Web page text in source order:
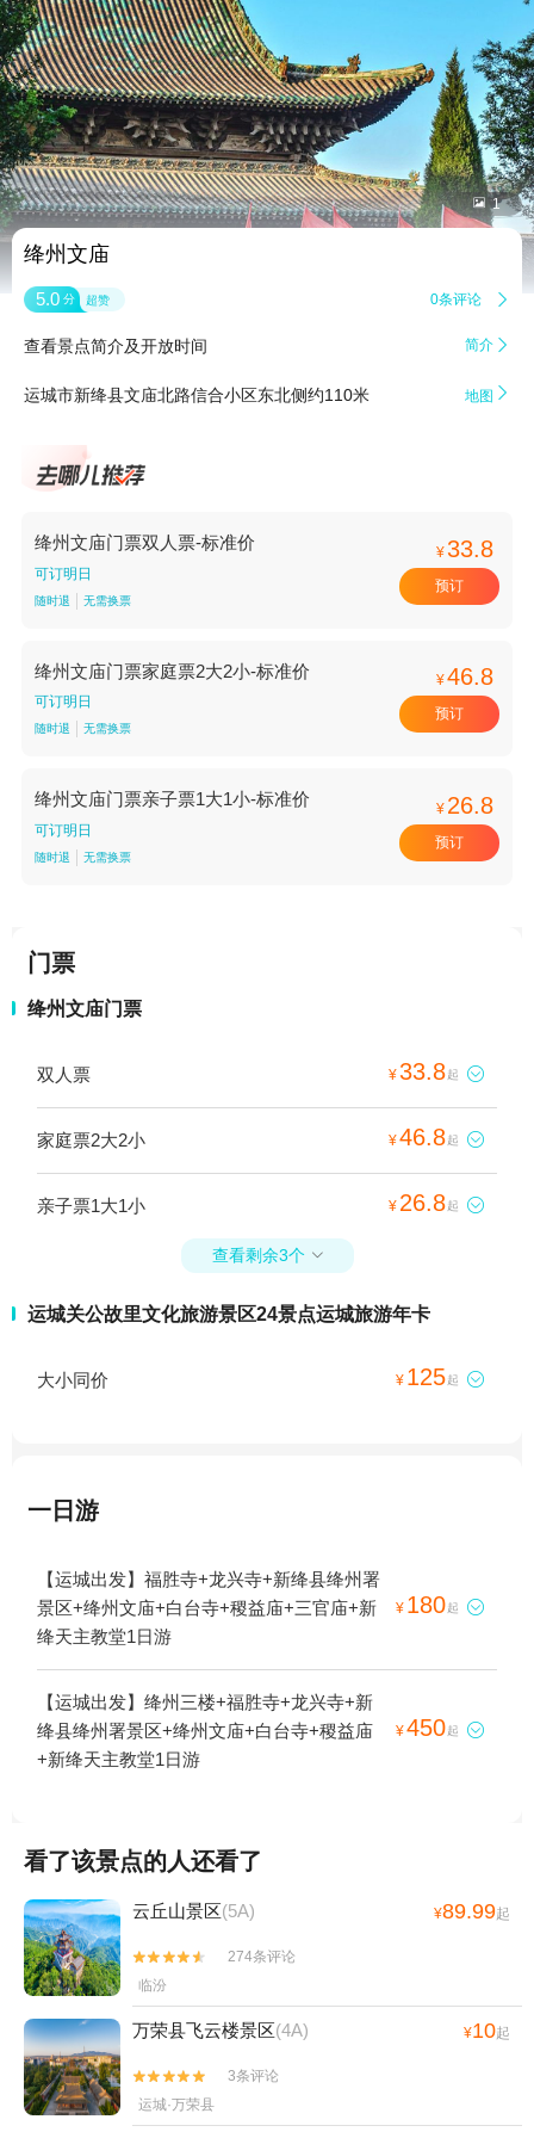
 1
绛州文庙
5.0 分 超赞 0条评论 
查看景点简介及开放时间 简介 
运城市新绛县文庙北路信合小区东北侧约110米 地图 
绛州文庙门票双人票-标准价
可订明日
随时退 无需换票
¥33.8
预订
绛州文庙门票家庭票2大2小-标准价
可订明日
随时退 无需换票
¥46.8
预订
绛州文庙门票亲子票1大1小-标准价
可订明日
随时退 无需换票
¥ 26.8
预订
门票
绛州文庙门票
双人票 ¥33.8起 
家庭票2大2小 ¥46.8起 
亲子票1大1小 ¥ 26.8起 
查看剩余3个 
运城关公故里文化旅游景区24景点运城旅游年卡
大小同价 ¥ 125起 
一日游
【运城出发】福胜寺+龙兴寺+新绛县绛州署
景区+绛州文庙+白台寺+稷益庙+三官庙+新
绛天主教堂1日游
¥ 180起 
【运城出发】绛州三楼+福胜寺+龙兴寺+新
绛县绛州署景区+绛州文庙+白台寺+稷益庙
+新绛天主教堂1日游
¥450起 
看了该景点的人还看了
云丘山景区(5A) ¥89.99起


274条评论
临汾
万荣县飞云楼景区(4A) ¥10起


3条评论
运城·万荣县
